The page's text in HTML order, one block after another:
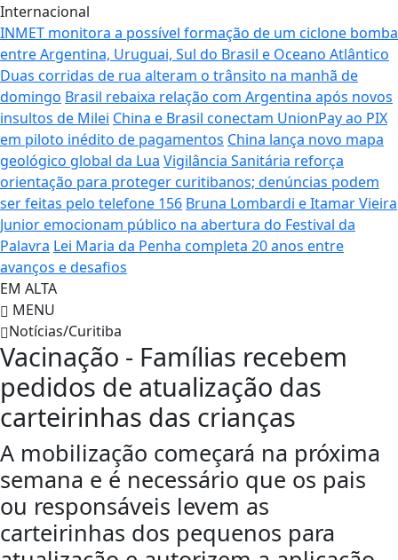
Internacional
INMET monitora a possível formação de um ciclone bomba
entre Argentina, Uruguai, Sul do Brasil e Oceano Atlântico
Duas corridas de rua alteram o trânsito na manhã de
domingo Brasil rebaixa relação com Argentina após novos
insultos de Milei China e Brasil conectam UnionPay ao PIX
em piloto inédito de pagamentos China lança novo mapa
geológico global da Lua Vigilância Sanitária reforça
orientação para proteger curitibanos; denúncias podem
ser feitas pelo telefone 156 Bruna Lombardi e Itamar Vieira
Junior emocionam público na abertura do Festival da
Palavra Lei Maria da Penha completa 20 anos entre
avanços e desafios
EM ALTA
MENU
Notícias/Curitiba
Vacinação - Famílias recebem
pedidos de atualização das
carteirinhas das crianças
A mobilização começará na próxima
semana e é necessário que os pais
ou responsáveis levem as
carteirinhas dos pequenos para